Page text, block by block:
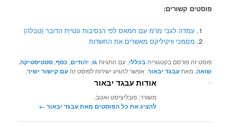
פוסטים קשורים:
עמדה לגבי מו”מ עם חמאס לפי הנסיבות ונטיית הדובר (טבלה)
מסמכי וויקיליקס מאשרים את החשדות
פוסט זה פורסם בקטגוריהבכללי, עם התגיותגז, יהודים, כסף,סטטיסטיקה,
שואה, מאתעבגד יבאור. אפשר להגיע ישירות לפוסט זהעם קישור ישיר.
אודות עבגד יבאור
משורר, פובליציסט ואטב.
להציג את כל הפוסטים מאת עבגד יבאור‏ ←